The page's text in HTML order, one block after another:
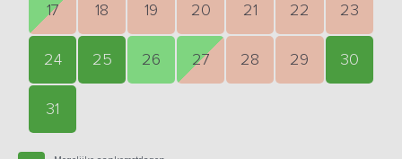
17 18 19 20 21 22 23
24 25 26 27 28 29 30
31